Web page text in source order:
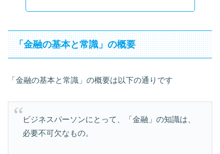
「金融の基本と常識」の概要
「金融の基本と常識」の概要は以下の通りです
ビジネスパーソンにとって、「金融」の知識は、
必要不可欠なもの。